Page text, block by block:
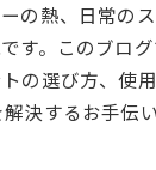
の熱、日常の
す。このブロ
の選び方、使
決するお手伝